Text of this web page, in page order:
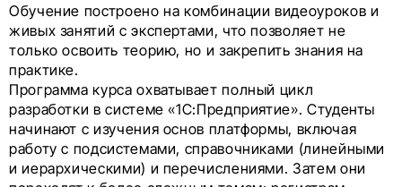
Обучение построено на комбинации видеоуроков и
живых занятий с экспертами, что позволяет не
только освоить теорию, но и закрепить знания на
практике.
Программа курса охватывает полный цикл
разработки в системе «1С:Предприятие». Студенты
начинают с изучения основ платформы, включая
работу с подсистемами, справочниками (линейными
и иерархическими) и перечислениями. Затем они